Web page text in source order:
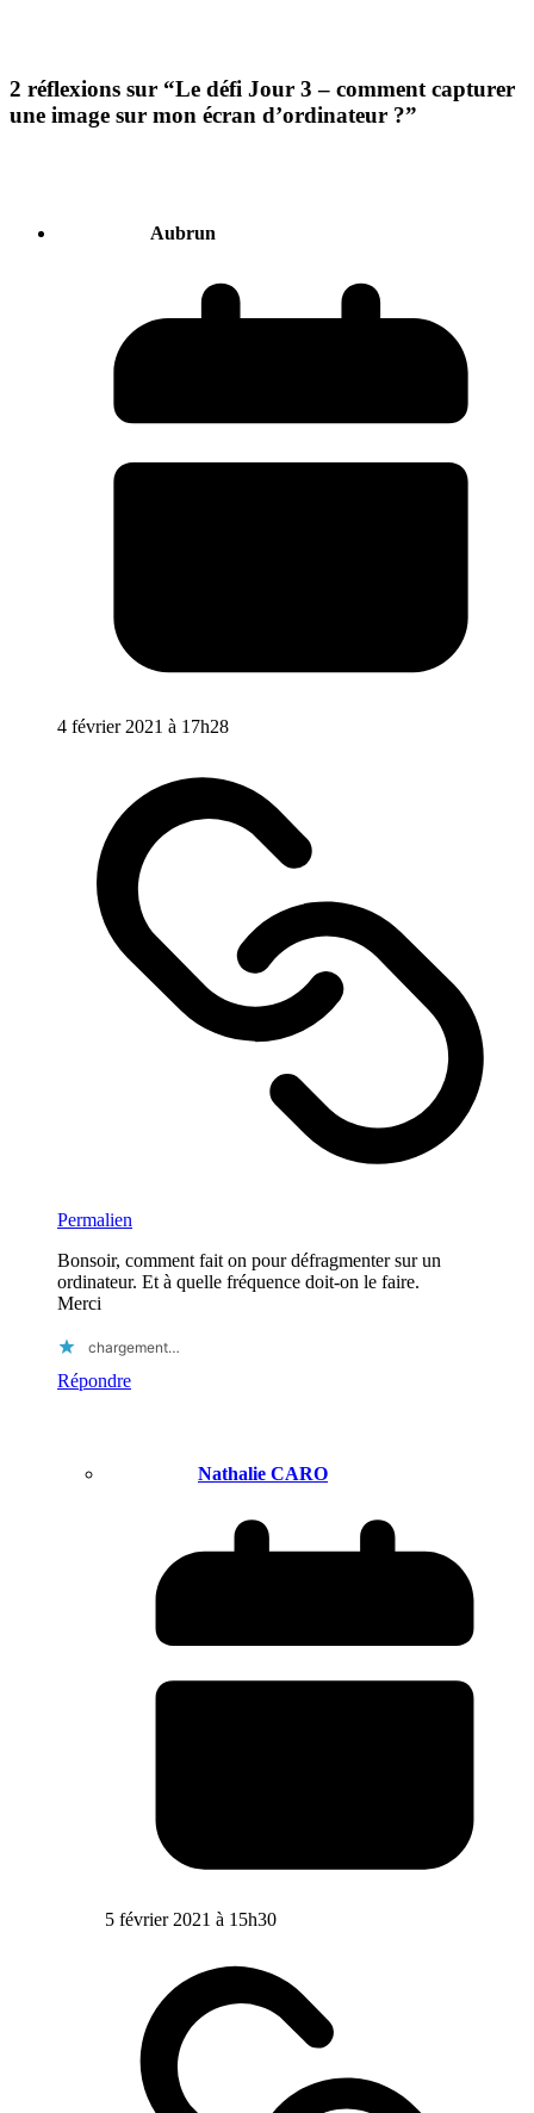
2 réflexions sur “Le défi Jour 3 – comment capturer
une image sur mon écran d’ordinateur ?”
Aubrun
4 février 2021 à 17h28
Permalien
Bonsoir, comment fait on pour défragmenter sur un
ordinateur. Et à quelle fréquence doit-on le faire.
Merci
chargement…
Répondre
Nathalie CARO
5 février 2021 à 15h30